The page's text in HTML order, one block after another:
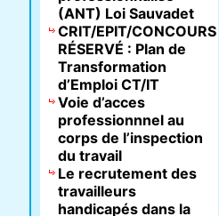
(ANT) Loi Sauvadet
CRIT/EPIT/CONCOURS
RÉSERVÉ : Plan de
Transformation
d’Emploi CT/IT
Voie d’acces
professionnnel au
corps de l’inspection
du travail
Le recrutement des
travailleurs
handicapés dans la